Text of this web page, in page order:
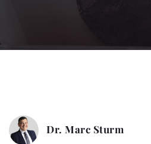
Dr. Marc Sturm